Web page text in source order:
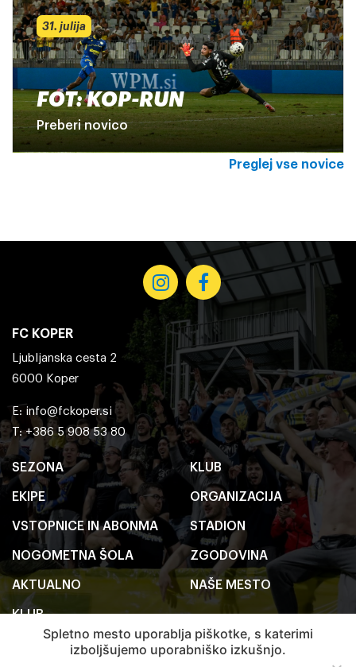
31. julija
FOT: KOP-RUN
Preberi novico
Preglej vse novice
SEZONA
EKIPE
VSTOPNICE IN ABONMA
NOGOMETNA ŠOLA
AKTUALNO
KLUB
KLUB
ORGANIZACIJA
STADION
ZGODOVINA
NAŠE MESTO
FC KOPER
Ljubljanska cesta 2
6000 Koper
E: info@fckoper.si
T: +386 5 908 53 80
Spletno mesto uporablja piškotke, s katerimi
izboljšujemo uporabniško izkušnjo.